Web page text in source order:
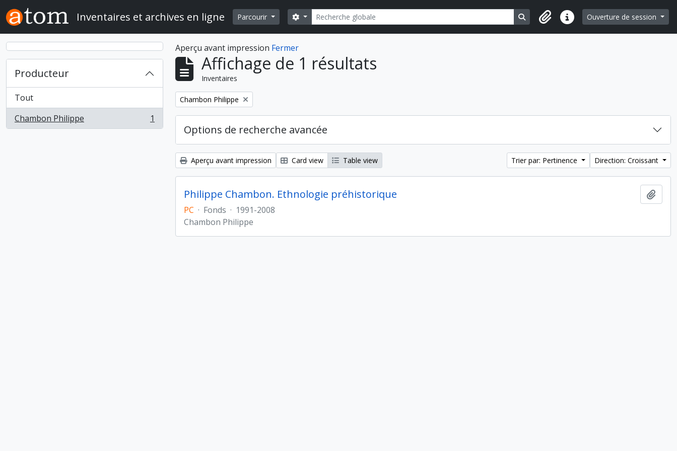
Skip to main content
Inventaires et archives en ligne Parcourir Rechercher
Search options Search in browse page
Liens rapidesOuverture de session
Producteur
Tout
Chambon Philippe
, 1 résultats 1
Aperçu avant impression Fermer
Affichage de 1 résultats
Inventaires
Remove filter:
Chambon Philippe
Options de recherche avancée
Aperçu avant impression Card view Table view Trier par: Pertinence Direction: Croissant
Philippe Chambon. Ethnologie préhistorique
PC · Fonds · 1991-2008
Chambon Philippe